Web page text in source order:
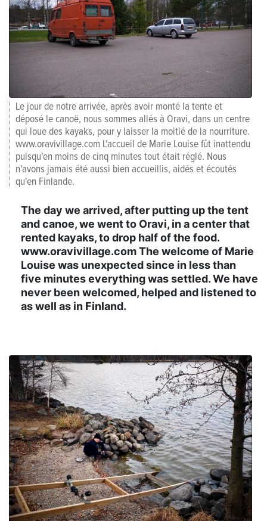
Le jour de notre arrivée, après avoir monté la tente et
déposé le canoë, nous sommes allés à Oravi, dans un centre
qui loue des kayaks, pour y laisser la moitié de la nourriture.
www.oravivillage.com L'accueil de Marie Louise fût inattendu
puisqu'en moins de cinq minutes tout était réglé. Nous
n'avons jamais été aussi bien accueillis, aidés et écoutés
qu'en Finlande.
The day we arrived, after putting up the tent
and canoe, we went to Oravi, in a center that
rented kayaks, to drop half of the food.
www.oravivillage.com The welcome of Marie
Louise was unexpected since in less than
five minutes everything was settled. We have
never been welcomed, helped and listened to
as well as in Finland.